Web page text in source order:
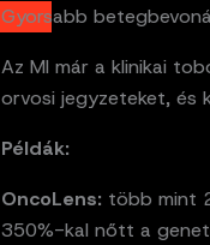
Gyorsabb
Az MI már a klinikai
orvosi jegyzeteket, és
Példák:
OncoLens: több mint
350%-kal nőtt a